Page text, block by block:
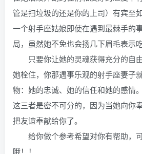
管是扫垃圾的还是你的上司）有宾至
一个射手座姑娘即使在遇到最棘手的
局，虽然她不免也会扬几下眉毛表示吃
只要你让她的灵魂获得充分的自
她栓住，你那遇事乐观的射手座妻子
物：她的忠诚、她的信任和她的感情。
这三者是密不可分的，因为当她向你
把友谊奉献给你了。
给你做个参考希望对你有帮助，
哦！！